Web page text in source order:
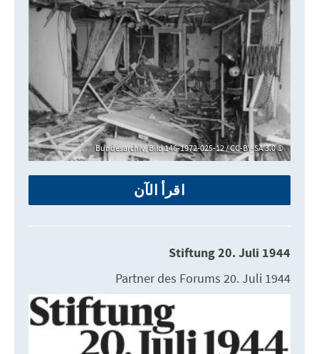
Bundesarchiv, Bild 146-1972-025-12 / CC-BY-SA 3.0
اقرأ الآن
Stiftung 20. Juli 1944
Partner des Forums 20. Juli 1944